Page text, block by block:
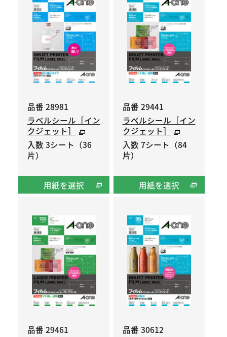
品番 28981
ラベルシール［イン
クジェット］
入数 3シート（36
片）
用紙を選択
品番 29441
ラベルシール［イン
クジェット］
入数 7シート（84
片）
用紙を選択
品番 29461
品番 30612